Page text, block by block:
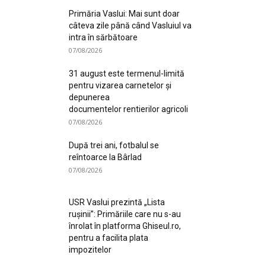
Primăria Vaslui: Mai sunt doar
câteva zile până când Vasluiul va
intra în sărbătoare
07/08/2026
31 august este termenul-limită
pentru vizarea carnetelor și
depunerea
documentelor rentierilor agricoli
07/08/2026
După trei ani, fotbalul se
reîntoarce la Bârlad
07/08/2026
USR Vaslui prezintă „Lista
rușinii”: Primăriile care nu s-au
înrolat în platforma Ghiseul.ro,
pentru a facilita plata
impozitelor